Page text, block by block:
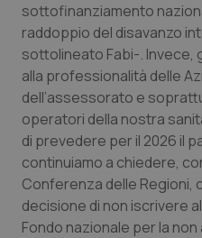
Veneto
Oncoematologia
Oncologia &
Psoriasi & pelle
Quotidiano
Quotidiano
sottofinanziamento
raddoppio del disavanzo
sottolineato Fabi-. Invece,
alla professionalità delle
dell’assessorato e
operatori della nostra
di prevedere per il 2026 il
continuiamo a chiedere,
Conferenza delle Regioni,
decisione di non iscrivere
Fondo nazionale per la